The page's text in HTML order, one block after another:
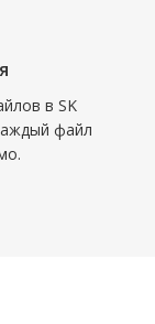
в SK
файл